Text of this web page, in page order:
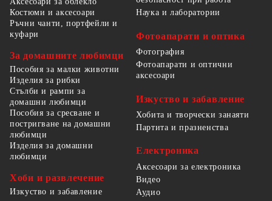
Костюми и аксесоари
Ръчни чанти, портфейли и
куфари
За домашните любимци
Пособия за малки животни
Изделия за рибки
Стълби и рампи за
домашни любимци
Пособия за сресване и
постригване на домашни
любимци
Изделия за домашни
любимци
Хоби и развлечение
Изкуство и забавление
Наука и лаборатории
Фотоапарати и оптика
Фотография
Фотоапарати и оптични
аксесоари
Изкуство и забавление
Хобита и творчески занаяти
Партита и празненства
Електроника
Аксесоари за електроника
Видео
Аудио